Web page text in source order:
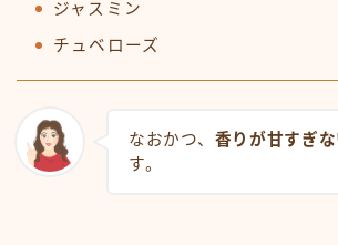
ジャスミン
チュベローズ
なおかつ、 香りが甘すぎ
す。